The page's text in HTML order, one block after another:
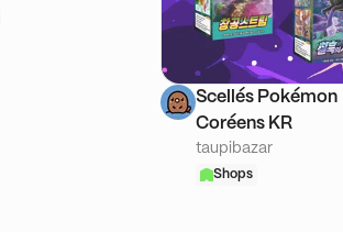
Scellés Pokémon
Coréens KR
taupibazar
Shops